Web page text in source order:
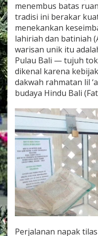
menembus batas
tradisi ini berakar
menekankan
lahiriah dan batiniah
warisan unik itu
Pulau Bali — tujuh
dikenal karena
dakwah rahmatan lil
budaya Hindu Bali
Perjalanan napak